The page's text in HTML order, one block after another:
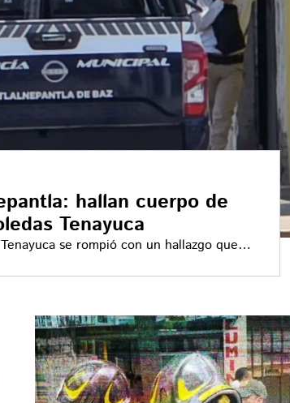
hallan cuerpo de
Tenayuca
se rompió con un hallazgo que